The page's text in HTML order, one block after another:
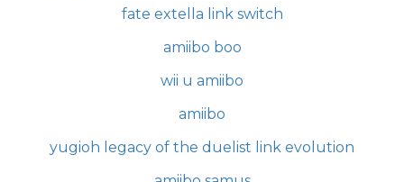
fate extella link switch
amiibo boo
wii u amiibo
amiibo
yugioh legacy of the duelist link evolution